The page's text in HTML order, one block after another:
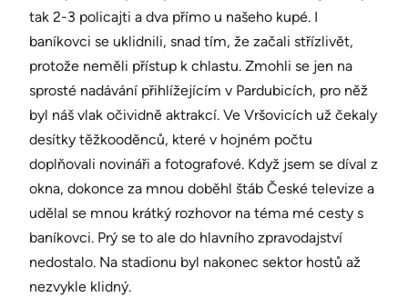
tak 2-3 policajti a dva přímo u našeho kupé. I
baníkovci se uklidnili, snad tím, že začali střízlivět,
protože neměli přístup k chlastu. Zmohli se jen na
sprosté nadávání přihlížejícím v Pardubicích, pro něž
byl náš vlak očividně aktrakcí. Ve Vršovicích už čekaly
desítky těžkooděnců, které v hojném počtu
doplňovali novináři a fotografové. Když jsem se díval z
okna, dokonce za mnou doběhl štáb České televize a
udělal se mnou krátký rozhovor na téma mé cesty s
baníkovci. Prý se to ale do hlavního zpravodajství
nedostalo. Na stadionu byl nakonec sektor hostů až
nezvykle klidný.